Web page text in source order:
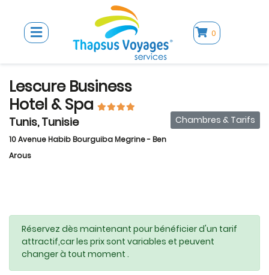
0
Lescure Business
Hotel & Spa
Tunis, Tunisie
10 Avenue Habib Bourguiba Megrine - Ben
Arous
Chambres & Tarifs
Réservez dès maintenant pour bénéficier d'un tarif
attractif,car les prix sont variables et peuvent
changer à tout moment .